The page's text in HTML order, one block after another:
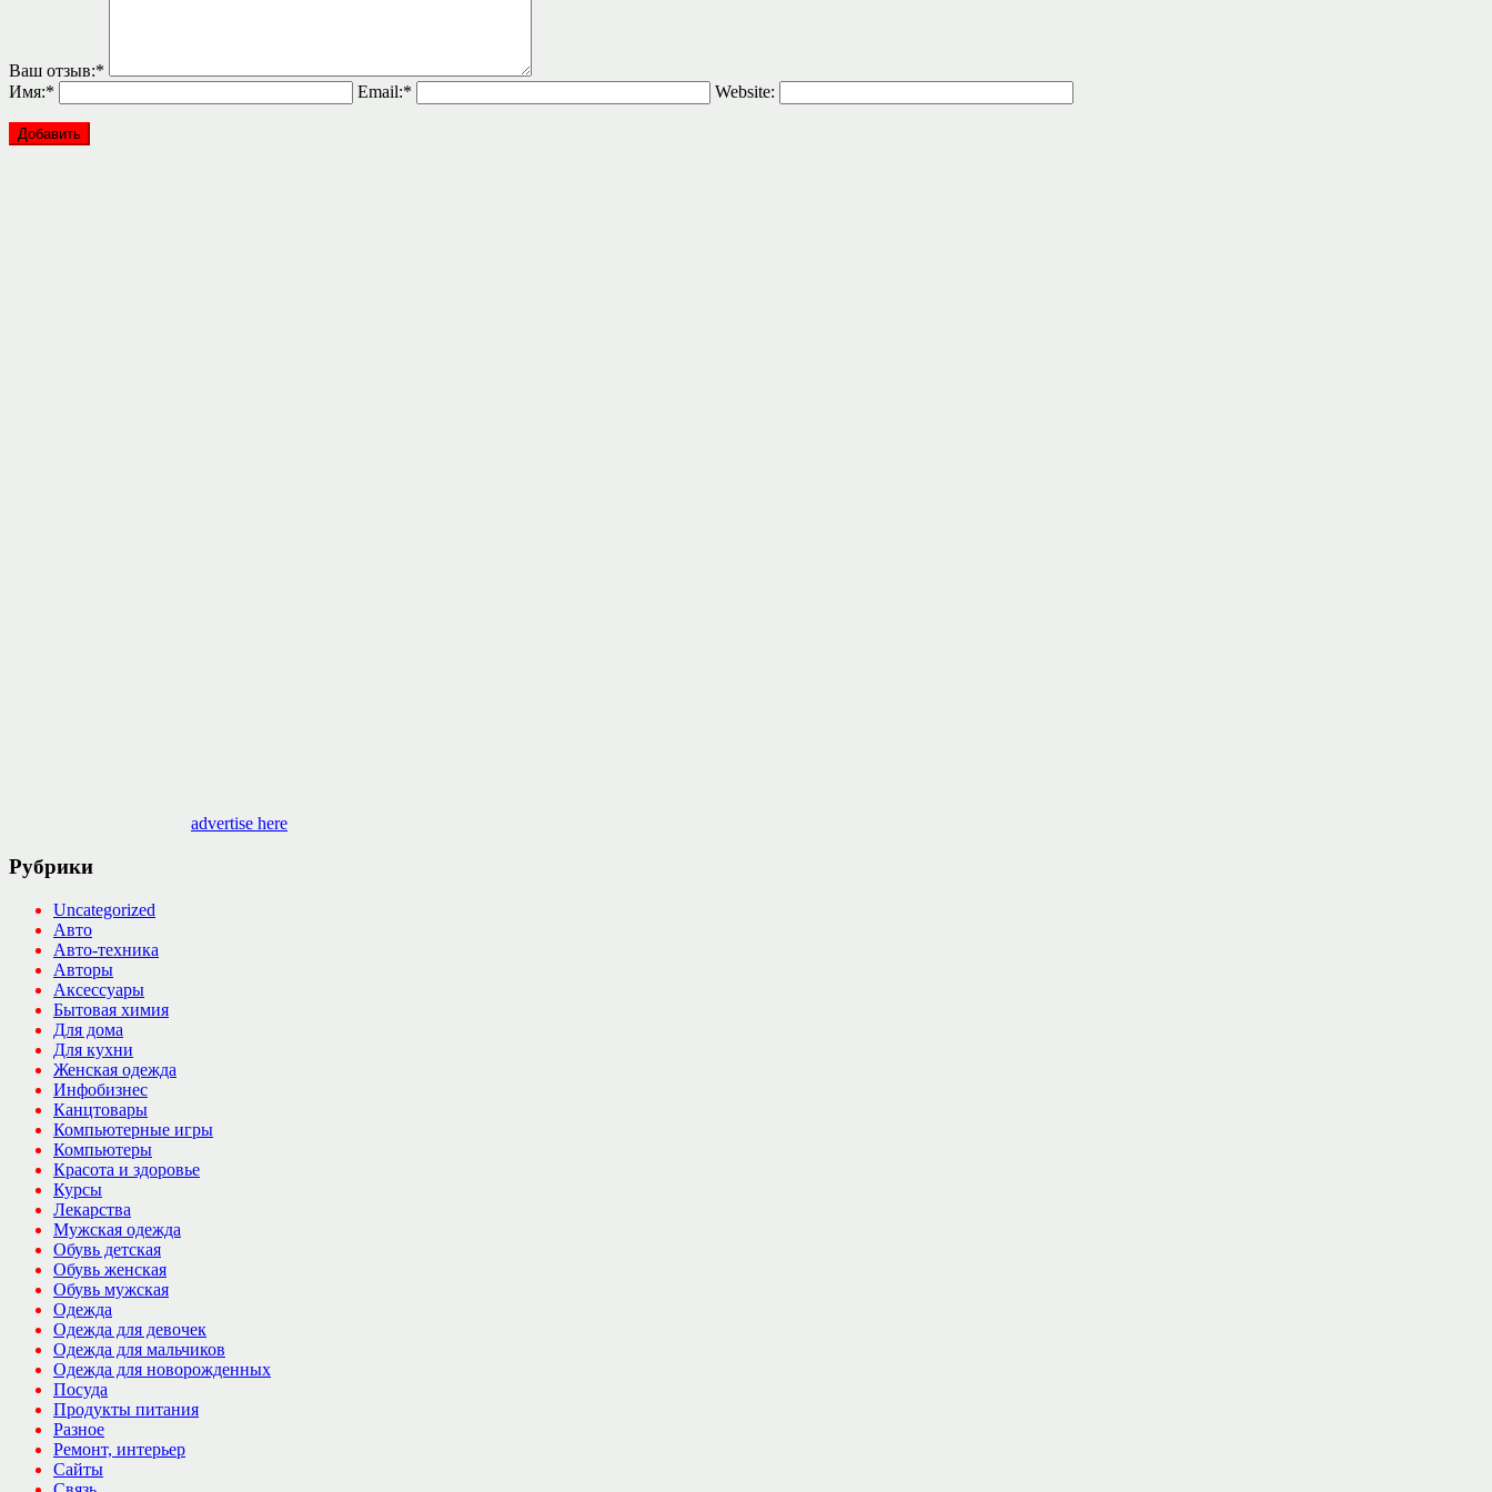
Ваш отзыв:*
Имя:* Email:* Website:
advertise here
Рубрики
Uncategorized
Авто
Авто-техника
Авторы
Аксессуары
Бытовая химия
Для дома
Для кухни
Женская одежда
Инфобизнес
Канцтовары
Компьютерные игры
Компьютеры
Красота и здоровье
Курсы
Лекарства
Мужская одежда
Обувь детская
Обувь женская
Обувь мужская
Одежда
Одежда для девочек
Одежда для мальчиков
Одежда для новорожденных
Посуда
Продукты питания
Разное
Ремонт, интерьер
Сайты